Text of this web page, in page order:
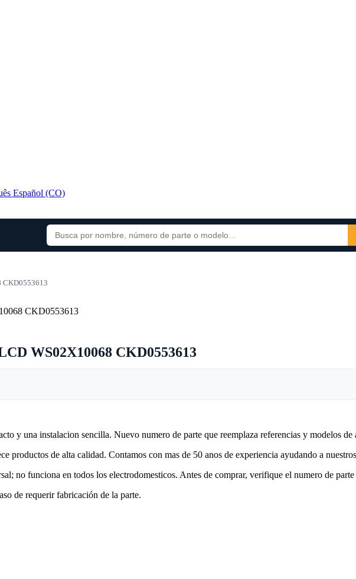
Español (CO)
CKD0553613
WS02X10068 CKD0553613
y una instalacion sencilla. Nuevo numero de parte que reemplaza referencias y modelos de
productos de alta calidad. Contamos con mas de 50 anos de experiencia ayudando a
no funciona en todos los electrodomesticos. Antes de comprar, verifique el numero de
de requerir fabricación de la parte.